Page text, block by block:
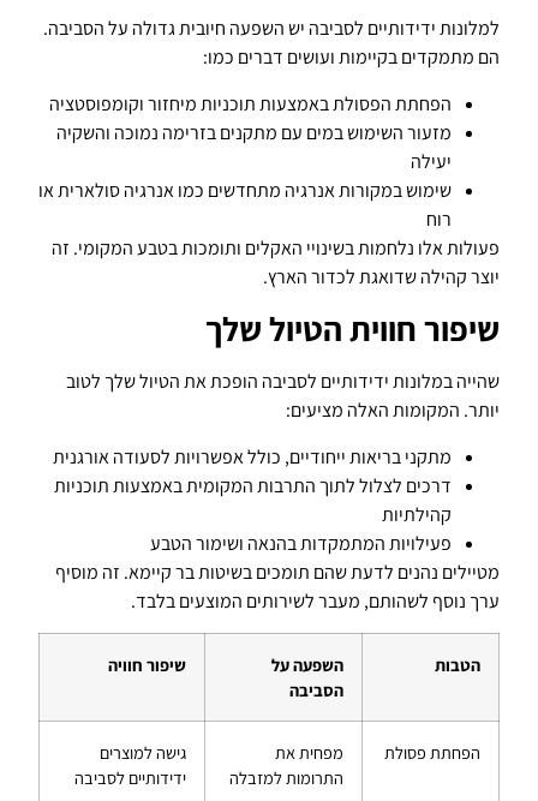
למלונות ידידותיים לסביבה יש השפעה חיובית גדולה על הסביבה.
הם מתמקדים בקיימות ועושים דברים כמו:
הפחתת הפסולת באמצעות תוכניות מיחזור וקומפוסטציה
מזעור השימוש במים עם מתקנים בזרימה נמוכה והשקיה
יעילה
שימוש במקורות אנרגיה מתחדשים כמו אנרגיה סולארית או
רוח
פעולות אלו נלחמות בשינויי האקלים ותומכות בטבע המקומי. זה
יוצר קהילה שדואגת לכדור הארץ.
שיפור חווית הטיול שלך
שהייה במלונות ידידותיים לסביבה הופכת את הטיול שלך לטוב
יותר. המקומות האלה מציעים:
מתקני בריאות ייחודיים, כולל אפשרויות לסעודה אורגנית
דרכים לצלול לתוך התרבות המקומית באמצעות תוכניות
קהילתיות
פעילויות המתמקדות בהנאה ושימור הטבע
מטיילים נהנים לדעת שהם תומכים בשיטות בר קיימא. זה מוסיף
ערך נוסף לשהותם, מעבר לשירותים המוצעים בלבד.
הטבות
השפעה על
הסביבה
שיפור חוויה
הפחתת פסולת
מפחית את
התרומות למזבלה
גישה למוצרים
ידידותיים לסביבה